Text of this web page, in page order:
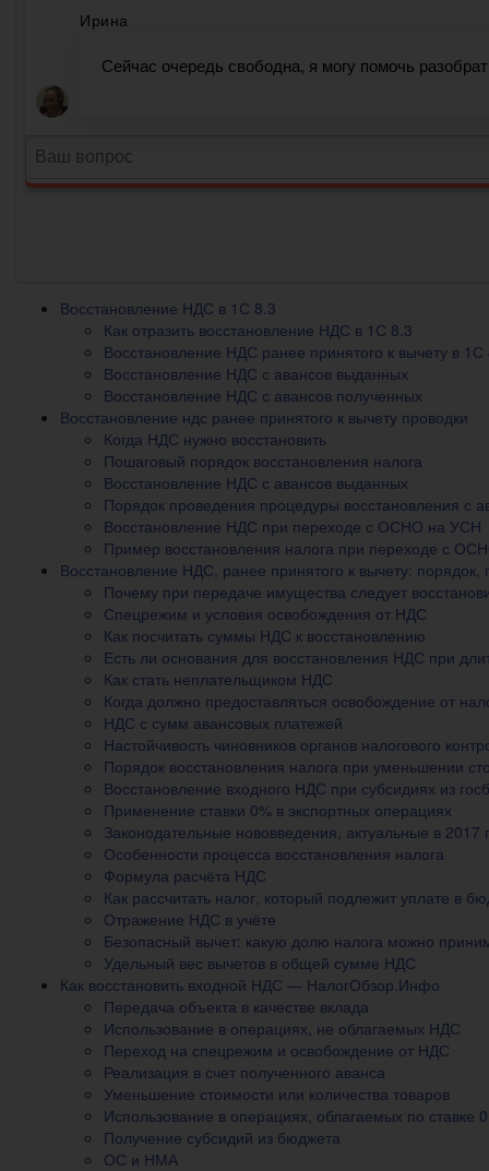
Восстановление НДС в 1С 8.3
Как отразить восстановление НДС в 1С 8.3
Восстановление НДС ранее принятого к вычету в 1С
Восстановление НДС с авансов выданных
Восстановление НДС с авансов полученных
Восстановление ндс ранее принятого к вычету проводки
Когда НДС нужно восстановить
Пошаговый порядок восстановления налога
Восстановление НДС с авансов выданных
Порядок проведения процедуры восстановления с
Восстановление НДС при переходе с ОСНО на УСН
Пример восстановления налога при переходе с
Восстановление НДС, ранее принятого к вычету:
Почему при передаче имущества следует
Спецрежим и условия освобождения от НДС
Как посчитать суммы НДС к восстановлению
Есть ли основания для восстановления НДС при
Как стать неплательщиком НДС
Когда должно предоставляться освобождение от
НДС с сумм авансовых платежей
Настойчивость чиновников органов налогового
Порядок восстановления налога при уменьшении
Восстановление входного НДС при субсидиях из
Применение ставки 0% в экспортных операциях
Законодательные нововведения, актуальные в 2017
Особенности процесса восстановления налога
Формула расчёта НДС
Как рассчитать налог, который подлежит уплате в
Отражение НДС в учёте
Безопасный вычет: какую долю налога можно
Удельный вес вычетов в общей сумме НДС
Как восстановить входной НДС — НалогОбзор.Инфо
Передача объекта в качестве вклада
Использование в операциях, не облагаемых НДС
Переход на спецрежим и освобождение от НДС
Реализация в счет полученного аванса
Уменьшение стоимости или количества товаров
Использование в операциях, облагаемых по ставке
Получение субсидий из бюджета
ОС и НМА